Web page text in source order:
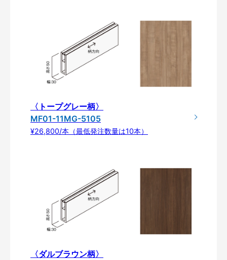
〈トープグレー柄〉
MF01-11MG-5105
¥26,800/本（最低発注数量は10本）
〈ダルブラウン柄〉